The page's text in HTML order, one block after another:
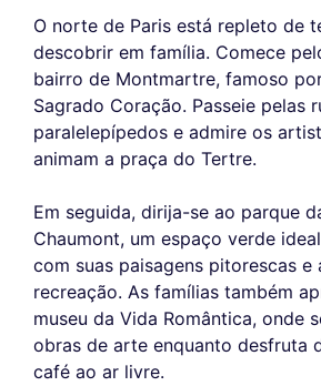
O norte de Paris está repleto de
descobrir em família. Comece
bairro de Montmartre, famoso
Sagrado Coração. Passeie pelas
paralelepípedos e admire os
animam a praça do Tertre.
Em seguida, dirija-se ao parque
Chaumont, um espaço verde
com suas paisagens pitorescas e
recreação. As famílias também
museu da Vida Romântica, onde
obras de arte enquanto desfruta
café ao ar livre.